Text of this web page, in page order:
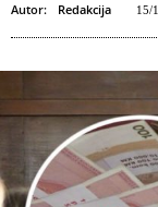
Autor: Redakcija 15/